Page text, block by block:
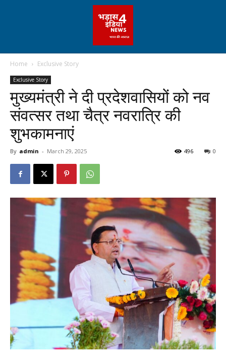
Home Exclusive Story
Exclusive Story
मुख्यमंत्री ने दी प्रदेशवासियों को नव
संवत्सर तथा चैत्र नवरात्रि की
शुभकामनाएं
By admin - March 29, 2025 0
496